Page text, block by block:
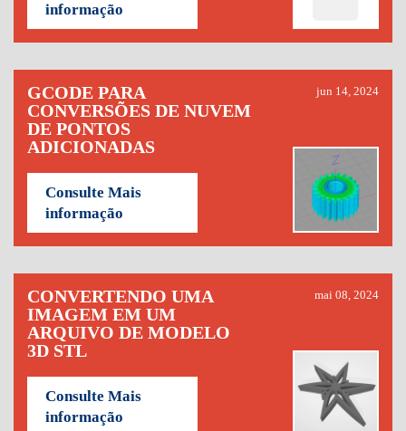
informação
GCODE PARA
CONVERSÕES DE NUVEM
DE PONTOS
ADICIONADAS
jun 14, 2024
Consulte Mais
informação
CONVERTENDO UMA
IMAGEM EM UM
ARQUIVO DE MODELO
3D STL
mai 08, 2024
Consulte Mais
informação